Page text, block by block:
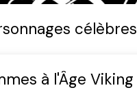
célèbres
à l'Âge Viking